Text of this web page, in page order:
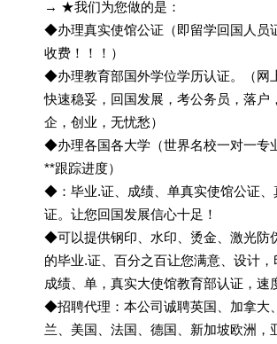
→ ★我们为您做的是：
◆办理真实使馆公证（即留学回国人员
收费！！！）
◆办理教育部国外学位学历认证。（网
快速稳妥，回国发展，考公务员，落户
企，创业，无忧愁）
◆办理各国各大学（世界名校一对一专
**跟踪进度）
◆：毕业.证、成绩、单真实使馆公证、
证。让您回国发展信心十足！
◆可以提供钢印、水印、烫金、激光防
的毕业.证、百分之百让您满意、设计，
成绩、单，真实大使馆教育部认证，速
◆招聘代理：本公司诚聘英国、加拿大
兰、美国、法国、德国、新加坡欧洲，